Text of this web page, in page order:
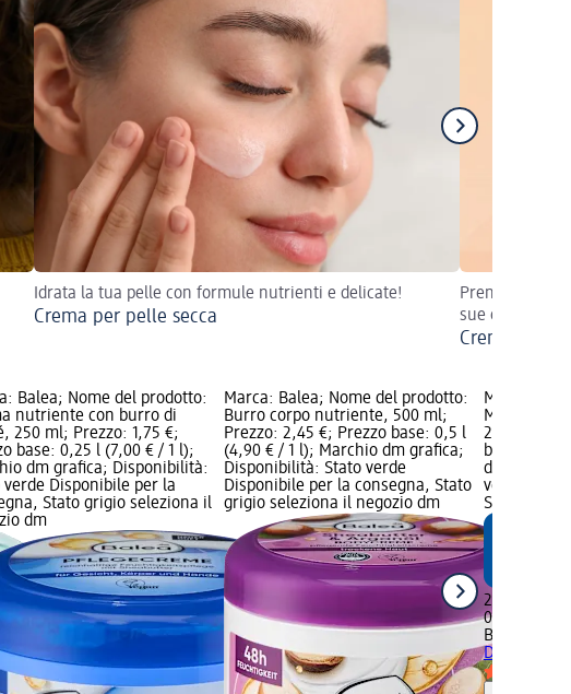
Idrata la tua pelle con formule nutrienti e delicate!
Crema per pelle secca
Prenditi cura
sue esigenze!
Crema per
Balea; Nome del prodotto:
nutriente con burro di
250 ml; Prezzo: 1,75 €;
base: 0,25 l (7,00 € / 1 l);
dm grafica; Disponibilità:
verde Disponibile per la
Stato grigio seleziona il
dm
Marca: Balea; Nome del prodotto:
Burro corpo nutriente, 500 ml;
Prezzo: 2,45 €; Prezzo base: 0,5 l
(4,90 € / 1 l); Marchio dm grafica;
Disponibilità: Stato verde
Disponibile per la consegna, Stato
grigio seleziona il negozio dm
Marca:
Mousse
200 ml;
base: 0,2 l
dm grafica;
verde
Stato
2,19 €
0,2 l (10,95
Balea
Dreams,